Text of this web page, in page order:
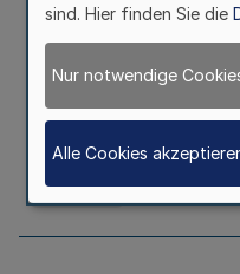
Erschienen in Teil 1
Seite 76
sind. Hier finden Sie die
Nur notwendige
Alle Cookies